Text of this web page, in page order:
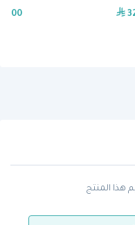
هذا المنتج